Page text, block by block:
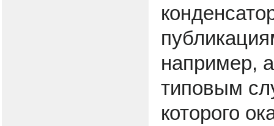
например,
типовым
которого